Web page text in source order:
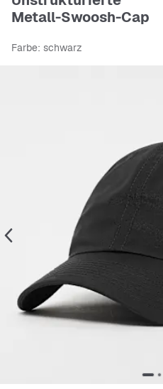
Metall-Swoosh-Cap
Farbe: schwarz